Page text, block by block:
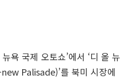
욕 국제 오토쇼’에서 ‘디 올 뉴
Palisade)’를 북미 시장에